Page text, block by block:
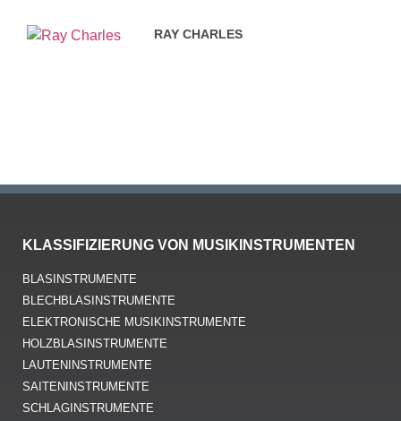
RAY CHARLES
KLASSIFIZIERUNG VON MUSIKINSTRUMENTEN
BLASINSTRUMENTE
BLECHBLASINSTRUMENTE
ELEKTRONISCHE MUSIKINSTRUMENTE
HOLZBLASINSTRUMENTE
LAUTENINSTRUMENTE
SAITENINSTRUMENTE
SCHLAGINSTRUMENTE